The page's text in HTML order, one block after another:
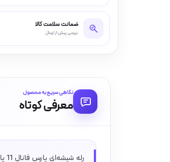
نگاهی سریع به محصول
معرفی کوتاه
ضمانت سلامت کالا
بررسی پیش از ارسال